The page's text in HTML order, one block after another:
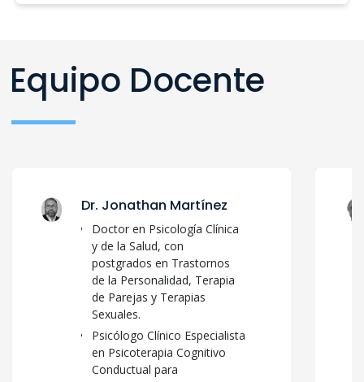
Equipo Docente
Dr. Jonathan Martínez
Doctor en Psicología Clínica
y de la Salud, con
postgrados en Trastornos
de la Personalidad, Terapia
de Parejas y Terapias
Sexuales.
Psicólogo Clínico Especialista
en Psicoterapia Cognitivo
Conductual para